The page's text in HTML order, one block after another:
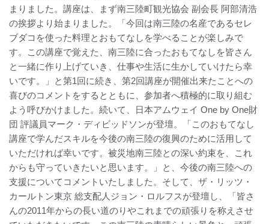
まりました。講座は、まず南三陸町観光協会 副会長 阿部清浩
の挨拶より始まりました。「今回は南三陸の名産であるセレ
ブダコを使った料理とおもてなしを学べることが楽しみで
す。この講座で覚えた、南三陸に合ったおもてなしを皆さん
と一緒に作り上げていき、仕事や生活に生かしていけたら幸
いです。」と第1回に続き、第2回講座が開催出来たことへの
喜びのコメントをするとともに、参加者へ積極的に取り組む
よう呼びかけました。続いて、日本アムウェイ One by One財
団 評議員マーク・ディビッドソンが登壇。「このおもてなし
講座で学んだスキルを今後の南三陸の復興のために活用して
いただければ幸いです。被災地南三陸との深い約束を、これ
からも守っていきたいと思います。」と、今後の南三陸への
支援についてコメントいたしました。そして、ザ・リッツ・
カールトン東京 総支配人ジョン・ロルフスが登壇し、「皆さ
んの2011年からの長い道のりやこれまでの頑張りを称えさせ